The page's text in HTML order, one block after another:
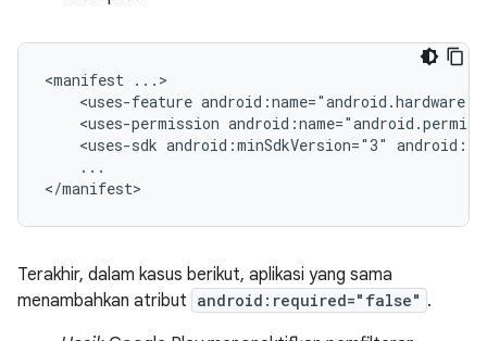
<manifest
<uses-feature
<uses-permission
<uses-sdk android:minSdkVersion="3"
...
</manifest>
Terakhir, dalam kasus berikut, aplikasi yang sama
menambahkan atribut android:required="false" .